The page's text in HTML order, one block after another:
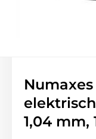
1,04 mm,